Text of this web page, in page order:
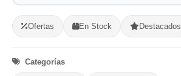
Ofertas En Stock Destacados
Categorías
Opciones de Envio
1 Ubicacion